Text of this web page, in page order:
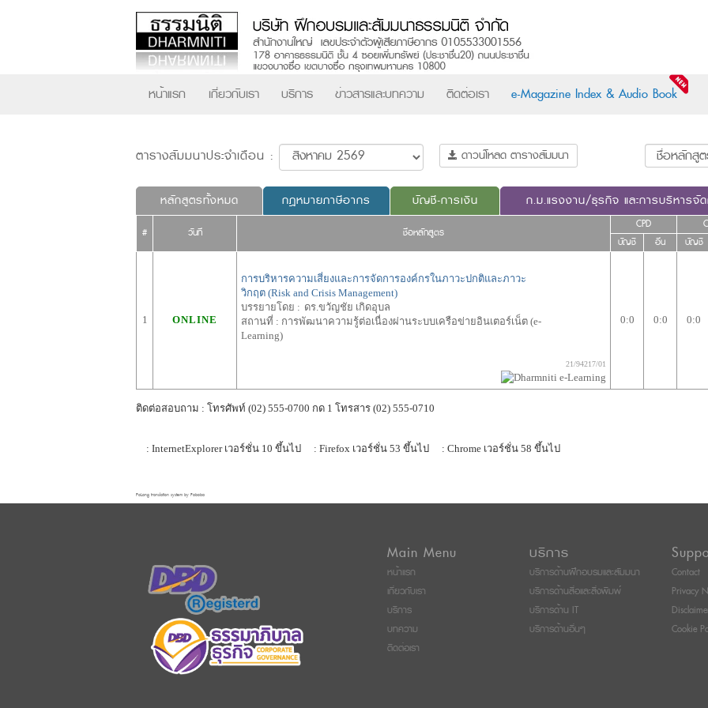
หน้าแรก เกี่ยวกับเรา บริการ ข่าวสารและบทความ ติดต่อเรา e-Magazine Index & Audio Book
ตารางสัมมนาประจำเดือน : ดาวน์โหลด ตารางสัมมนา
หลักสูตรทั้งหมด กฎหมายภาษีอากร บัญชี-การเงิน ก.ม.แรงงาน/ธุรกิจ และการบริหารจั
# วันที่ ชื่อหลักสูตร
CPD
บัญชี อื่น บัญชี
1 ONLINE
การบริหารความเสี่ยงและการจัดการองค์กรในภาวะปกติและภาวะ
วิกฤต (Risk and Crisis Management)
บรรยายโดย : ดร.ขวัญชัย เกิดอุบล
สถานที่ : การพัฒนาความรู้ต่อเนื่องผ่านระบบเครือข่ายอินเตอร์เน็ต (e-
Learning)
21/94217/01
0:0 0:0 0:0
ติดต่อสอบถาม : โทรศัพท์ (02) 555-0700 กด 1 โทรสาร (02) 555-0710
: InternetExplorer เวอร์ชั่น 10 ขึ้นไป : Firefox เวอร์ชั่น 53 ขึ้นไป : Chrome เวอร์ชั่น 58 ขึ้นไป
FaLang translation system by Faboba
Main Menu
หน้าแรก
เกี่ยวกับเรา
บริการ
บทความ
ติดต่อเรา
บริการ
บริการด้านฝึกอบรมและสัมมนา
บริการด้านสื่อและสิ่งพิมพ์
บริการด้าน IT
บริการด้านอื่นๆ
Contact
Privacy
Cookie